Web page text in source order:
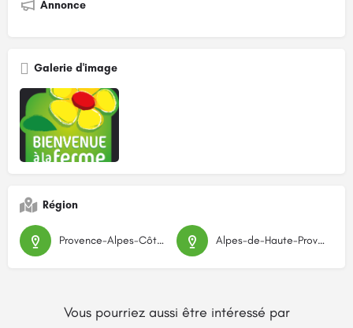
Annonce
Galerie d'image
Région
Provence-Alpes-Côte d'Azur Alpes-de-Haute-Provence
Vous pourriez aussi être intéressé par